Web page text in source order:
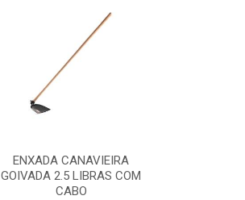
ENXADA CANAVIEIRA
GOIVADA 2.5 LIBRAS COM
CABO